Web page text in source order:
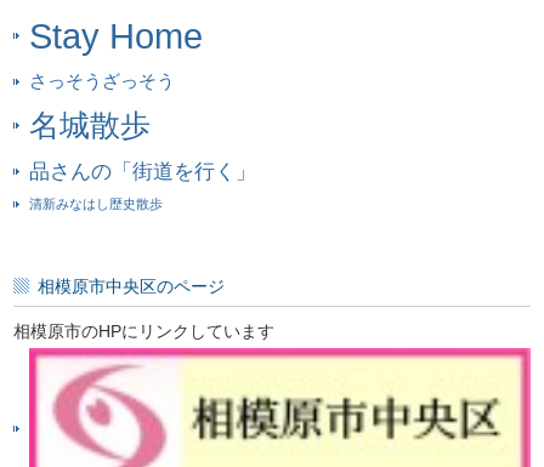
Stay Home
さっそうざっそう
名城散歩
品さんの「街道を行く」
清新みなはし歴史散歩
相模原市中央区のページ
相模原市のHPにリンクしています